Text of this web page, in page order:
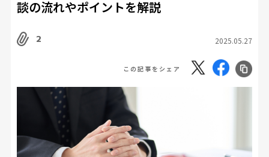
談の流れやポイントを解説
2 2025.05.27
この記事をシェア